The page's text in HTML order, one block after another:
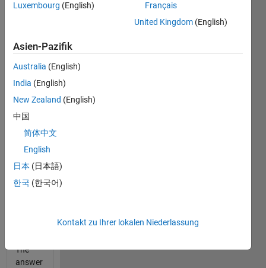
below.
If you
given:
bin_comb(2)
The
answer
0 0
The
answer
Luxembourg (English)
Français
United Kingdom (English)
Asien-Pazifik
Australia (English)
India (English)
New Zealand (English)
中国
简体中文
English
日本 (日本語)
한국 (한국어)
Kontakt zu Ihrer lokalen Niederlassung